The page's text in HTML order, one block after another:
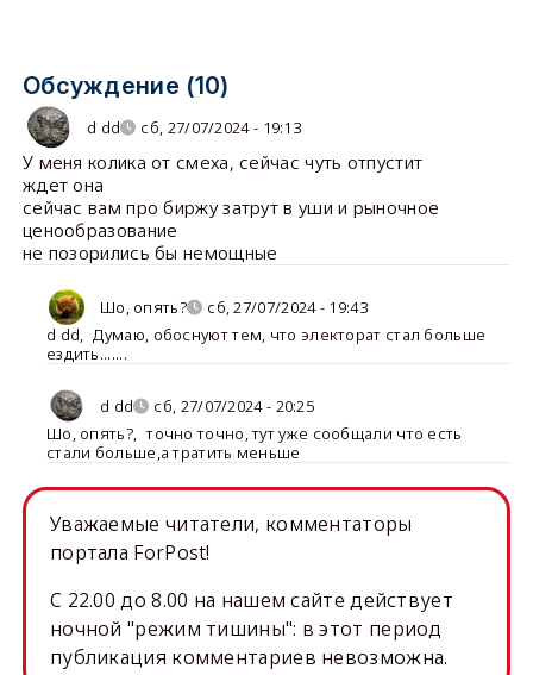
Обсуждение (10)
d dd сб, 27/07/2024 - 19:13
У меня колика от смеха, сейчас чуть отпустит
ждет она
сейчас вам про биржу затрут в уши и рыночное
ценообразование
не позорились бы немощные
Шо, опять?
сб, 27/07/2024 - 19:43
d dd, Думаю, обоснуют тем, что электорат стал больше
ездить.......
d dd
сб, 27/07/2024 - 20:25
Шо, опять?, точно точно, тут уже сообщали что есть
стали больше,а тратить меньше
Уважаемые читатели, комментаторы
портала ForPost!
C 22.00 до 8.00 на нашем сайте действует
ночной "режим тишины": в этот период
публикация комментариев невозможна.